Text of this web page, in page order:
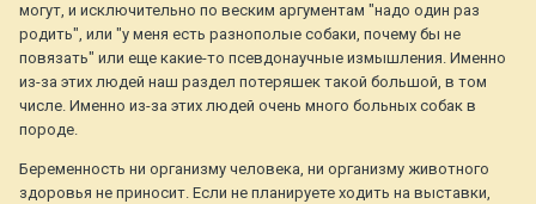
могут, и исключительно по веским аргументам "надо один раз
родить", или "у меня есть разнополые собаки, почему бы не
повязать" или еще какие-то псевдонаучные измышления. Именно
из-за этих людей наш раздел потеряшек такой большой, в том
числе. Именно из-за этих людей очень много больных собак в
породе.
Беременность ни организму человека, ни организму животного
здоровья не приносит. Если не планируете ходить на выставки,